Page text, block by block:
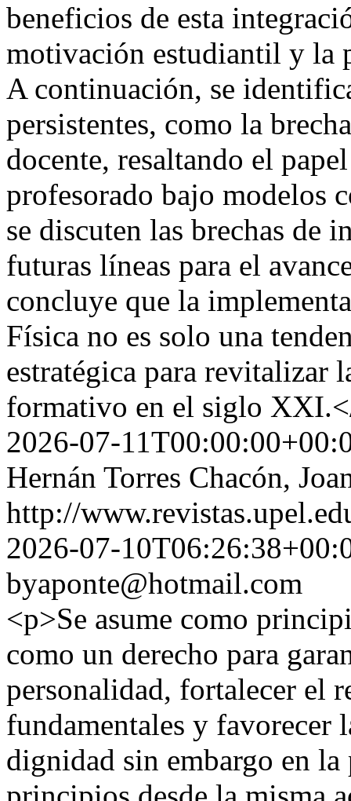
beneficios de esta
motivación estudiantil y la
A continuación, se
persistentes, como la
docente, resaltando el
profesorado bajo modelos
se discuten las brechas de
futuras líneas para el
concluye que la
Física no es solo una
estratégica para revitalizar
formativo en el siglo
2026-07-
Hernán Torres Chacón,
http://
2026-07-
byaponte@hotmail.com
<p>Se asume como
como un derecho para
personalidad, fortalecer el
fundamentales y favorecer
dignidad sin embargo en la